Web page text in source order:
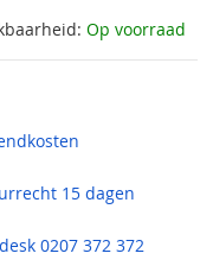
Op voorraad
15 dagen
0207 372 372